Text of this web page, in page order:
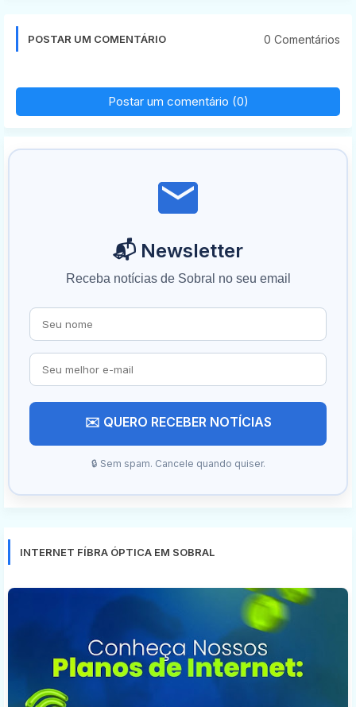
POSTAR UM COMENTÁRIO 0 Comentários
Postar um comentário (0)
📬 Newsletter
Receba notícias de Sobral no seu email
✉️ QUERO RECEBER NOTÍCIAS
🔒 Sem spam. Cancele quando quiser.
INTERNET FÍBRA ÓPTICA EM SOBRAL